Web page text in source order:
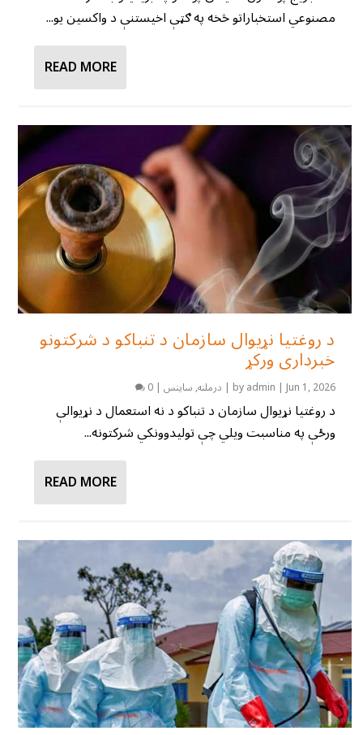
مصنوعي استخباراتو څخه په ګټې اخیستنې د واکسین یو...
READ MORE
د روغتیا نړیوال سازمان د تنباکو د شرکتونو
خبرداری ورکړ
byadmin |Jun 1, 2026
| درملنه,ساینس |
0
د روغتیا نړیوال سازمان د تنباکو د نه استعمال د نړیوالې
ورځې په مناسبت ویلي چې تولیدوونکي شرکتونه...
READ MORE